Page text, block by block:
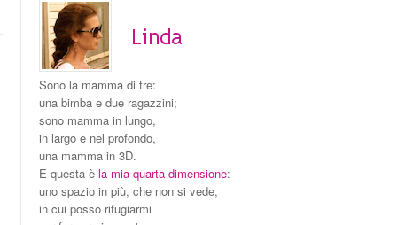
Sono la mamma di tre:
una bimba e due ragazzini;
sono mamma in lungo,
in largo e nel profondo,
una mamma in 3D.
E questa è la mia quarta dimensione:
uno spazio in più, che non si vede,
in cui posso rifugiarmi